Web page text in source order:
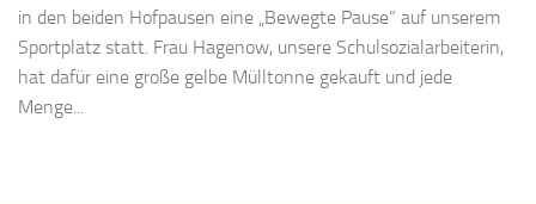
in den beiden Hofpausen eine „Bewegte Pause“ auf unserem
Sportplatz statt. Frau Hagenow, unsere Schulsozialarbeiterin,
hat dafür eine große gelbe Mülltonne gekauft und jede
Menge...